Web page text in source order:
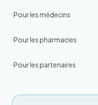
Pour les médecins
Pour les pharmacies
Pour les partenaires